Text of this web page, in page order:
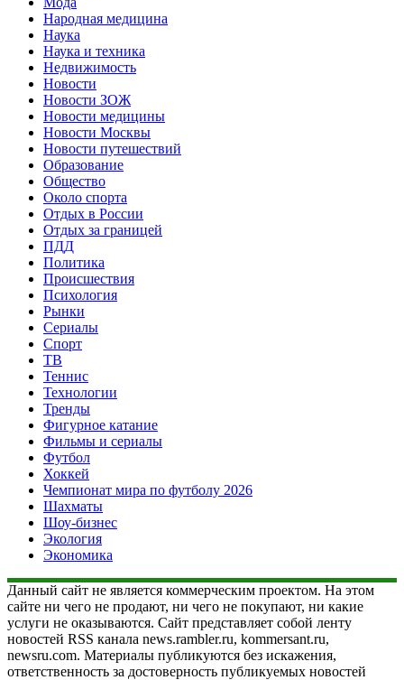
Народная медицина
Наука
Наука и техника
Недвижимость
Новости
Новости ЗОЖ
Новости медицины
Новости Москвы
Новости путешествий
Образование
Общество
Около спорта
Отдых в России
Отдых за границей
ПДД
Политика
Происшествия
Психология
Рынки
Сериалы
Спорт
ТВ
Теннис
Технологии
Тренды
Фигурное катание
Фильмы и сериалы
Футбол
Хоккей
Чемпионат мира по футболу 2026
Шахматы
Шоу-бизнес
Экология
Экономика
Данный сайт не является коммерческим проектом. На этом
сайте ни чего не продают, ни чего не покупают, ни какие
услуги не оказываются. Сайт представляет собой ленту
новостей RSS канала news.rambler.ru, kommersant.ru,
newsru.com. Материалы публикуются без искажения,
ответственность за достоверность публикуемых новостей